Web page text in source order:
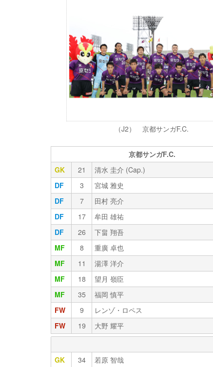
（J2） 京都サンガF.C.
京都サンガF.C.
GK
21 清水 圭介 (Cap.)
DF
3 宮城 雅史
DF
7 田村 亮介
DF
17 牟田 雄祐
DF
26 下畠 翔吾
MF
8 重廣 卓也
MF
11 湯澤 洋介
MF
18 望月 嶺臣
MF
35 福岡 慎平
FW
9 レンゾ・ロペス
FW
19 大野 耀平
GK
34 若原 智哉